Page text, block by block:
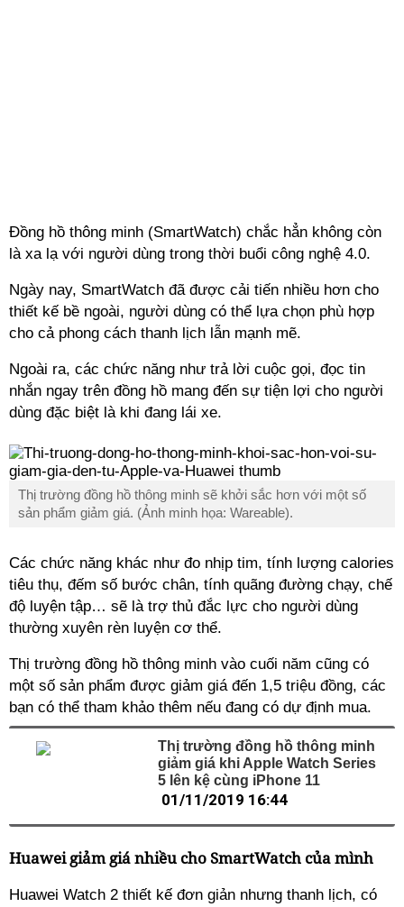
Đồng hồ thông minh (SmartWatch) chắc hẳn không còn
là xa lạ với người dùng trong thời buổi công nghệ 4.0.
Ngày nay, SmartWatch đã được cải tiến nhiều hơn cho
thiết kế bề ngoài, người dùng có thể lựa chọn phù hợp
cho cả phong cách thanh lịch lẫn mạnh mẽ.
Ngoài ra, các chức năng như trả lời cuộc gọi, đọc tin
nhắn ngay trên đồng hồ mang đến sự tiện lợi cho người
dùng đặc biệt là khi đang lái xe.
Thị trường đồng hồ thông minh sẽ khởi sắc hơn với một số
sản phẩm giảm giá. (Ảnh minh họa: Wareable).
Các chức năng khác như đo nhịp tim, tính lượng calories
tiêu thụ, đếm số bước chân, tính quãng đường chạy, chế
độ luyện tập… sẽ là trợ thủ đắc lực cho người dùng
thường xuyên rèn luyện cơ thể.
Thị trường đồng hồ thông minh vào cuối năm cũng có
một số sản phẩm được giảm giá đến 1,5 triệu đồng, các
bạn có thể tham khảo thêm nếu đang có dự định mua.
Thị trường đồng hồ thông minh
giảm giá khi Apple Watch Series
5 lên kệ cùng iPhone 11
01/11/2019 16:44
Huawei giảm giá nhiều cho SmartWatch của mình
Huawei Watch 2 thiết kế đơn giản nhưng thanh lịch, có